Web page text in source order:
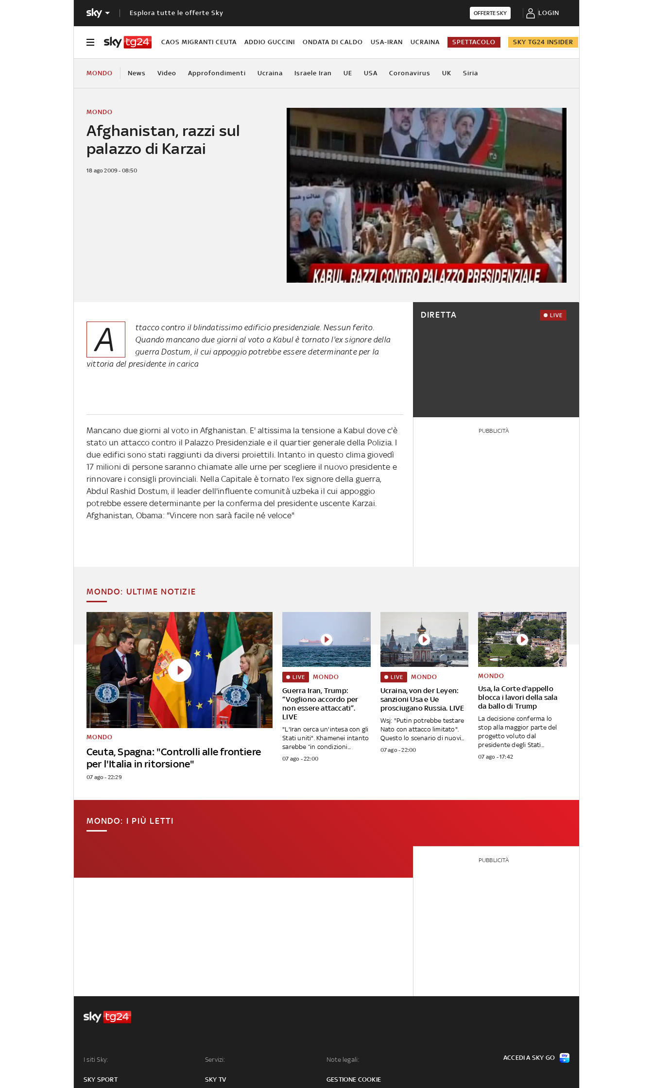
Esplora tutte le offerte Sky OFFERTE SKY LOGIN
CAOS MIGRANTI CEUTA ADDIO GUCCINI ONDATA DI CALDO USA-IRAN UCRAINA SPETTACOLO SKY TG24 INSIDER
MONDO News Video Approfondimenti Ucraina Israele Iran UE USA Coronavirus UK Siria
Afghanistan, razzi sul
palazzo di Karzai
MONDO
18 ago 2009 - 08:50
A
ttacco contro il blindatissimo edificio presidenziale. Nessun ferito.
Quando mancano due giorni al voto a Kabul è tornato l'ex signore della
guerra Dostum, il cui appoggio potrebbe essere determinante per la
vittoria del presidente in carica
Mancano due giorni al voto in Afghanistan. E' altissima la tensione a Kabul dove c'è
stato un attacco contro il Palazzo Presidenziale e il quartier generale della Polizia. I
due edifici sono stati raggiunti da diversi proiettili. Intanto in questo clima giovedì
17 milioni di persone saranno chiamate alle urne per scegliere il nuovo presidente e
rinnovare i consigli provinciali. Nella Capitale è tornato l'ex signore della guerra,
Abdul Rashid Dostum, il leader dell'influente comunità uzbeka il cui appoggio
potrebbe essere determinante per la conferma del presidente uscente Karzai.
Afghanistan, Obama: "Vincere non sarà facile né veloce"
DIRETTA LIVE
PUBBLICITÀ
MONDO: ULTIME NOTIZIE
Ceuta, Spagna: "Controlli alle frontiere
per l'Italia in ritorsione"
MONDO
07 ago - 22:29
Guerra Iran, Trump:
“Vogliono accordo per
non essere attaccati”.
LIVE
LIVE MONDO
"L'Iran cerca un'intesa con gli
Stati uniti". Khamenei intanto
sarebbe “in condizioni...
07 ago - 22:00
Ucraina, von der Leyen:
sanzioni Usa e Ue
prosciugano Russia. LIVE
LIVE MONDO
Wsj: "Putin potrebbe testare
Nato con attacco limitato".
Questo lo scenario di nuovi...
07 ago - 22:00
Usa, la Corte d'appello
blocca i lavori della sala
da ballo di Trump
MONDO
La decisione conferma lo
stop alla maggior parte del
progetto voluto dal
presidente degli Stati...
07 ago - 17:42
MONDO: I PIÙ LETTI
PUBBLICITÀ
I siti Sky:
SKY SPORT
Servizi:
SKY TV
Note legali:
GESTIONE COOKIE
ACCEDI A SKY GO